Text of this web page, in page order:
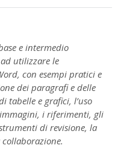
e intermedio
utilizzare le
con esempi pratici e
dei paragrafi e delle
tabelle e grafici, l’uso
i riferimenti, gli
di revisione, la